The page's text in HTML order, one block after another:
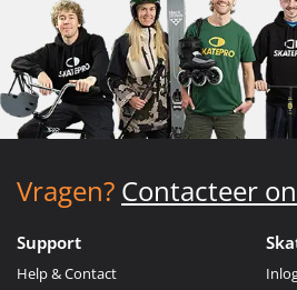
Vragen? Contacteer
Support
Help & Contact